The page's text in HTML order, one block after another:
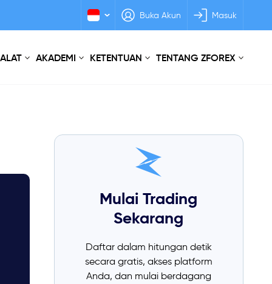
Buka Akun Masuk
AKADEMI KETENTUAN TENTANG ZFOREX
Mulai Trading
Sekarang
Daftar dalam hitungan detik
secara gratis, akses platform
Anda, dan mulai berdagang